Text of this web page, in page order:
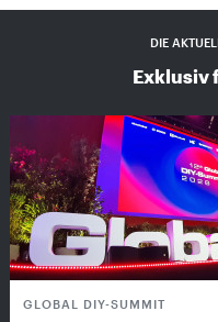
DIE
Exklusiv
GLOBAL DIY-SUMMIT